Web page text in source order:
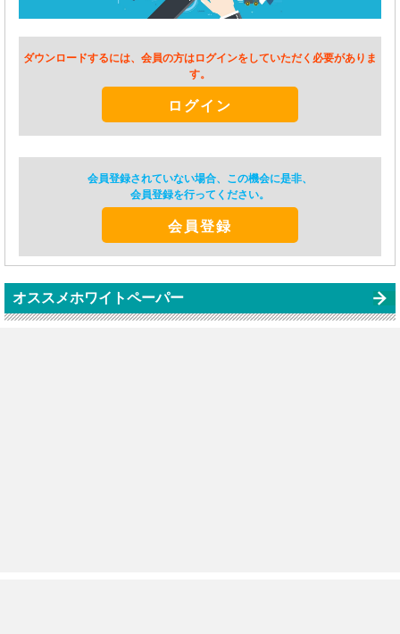
ダウンロードするには、会員の方はログインをしていただく必要がありま
す。
ログイン
会員登録されていない場合、この機会に是非、
会員登録を行ってください。
会員登録
オススメホワイトペーパー